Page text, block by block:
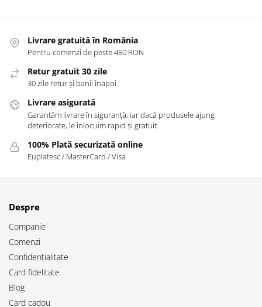
Livrare gratuită în România
Pentru comenzi de peste 450 RON
Retur gratuit 30 zile
30 zile retur și banii înapoi
Livrare asigurată
Garantăm livrare în siguranță, iar dacă produsele ajung
deteriorate, le înlocuim rapid și gratuit.
100% Plată securizată online
Euplatesc / MasterCard / Visa
Despre
Companie
Comenzi
Confidențialitate
Card fidelitate
Blog
Card cadou